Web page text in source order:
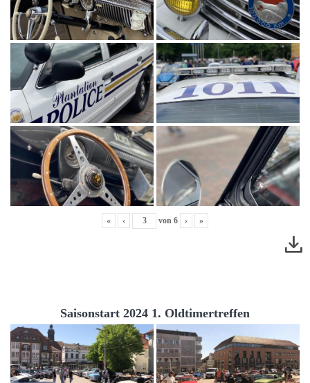
« ‹ von 6 › »
Saisonstart 2024 1. Oldtimertreffen